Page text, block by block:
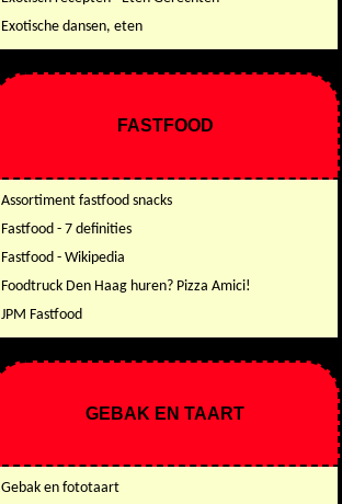
Exotische dansen, eten
FASTFOOD
Assortiment fastfood snacks
Fastfood - 7 definities
Fastfood - Wikipedia
Foodtruck Den Haag huren? Pizza Amici!
JPM Fastfood
GEBAK EN TAART
Gebak en fototaart